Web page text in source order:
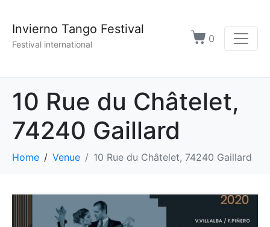
Invierno Tango Festival
Festival international 0
10 Rue du Châtelet,
74240 Gaillard
Home Venue 10 Rue du Châtelet, 74240 Gaillard